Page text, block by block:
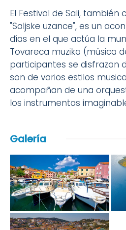
El Festival de Sali, también
"Saljske uzance", es un
días en el que actúa la
Tovareca muzika (música
participantes se disfrazan
son de varios estilos
acompañan de una
los instrumentos
Galería